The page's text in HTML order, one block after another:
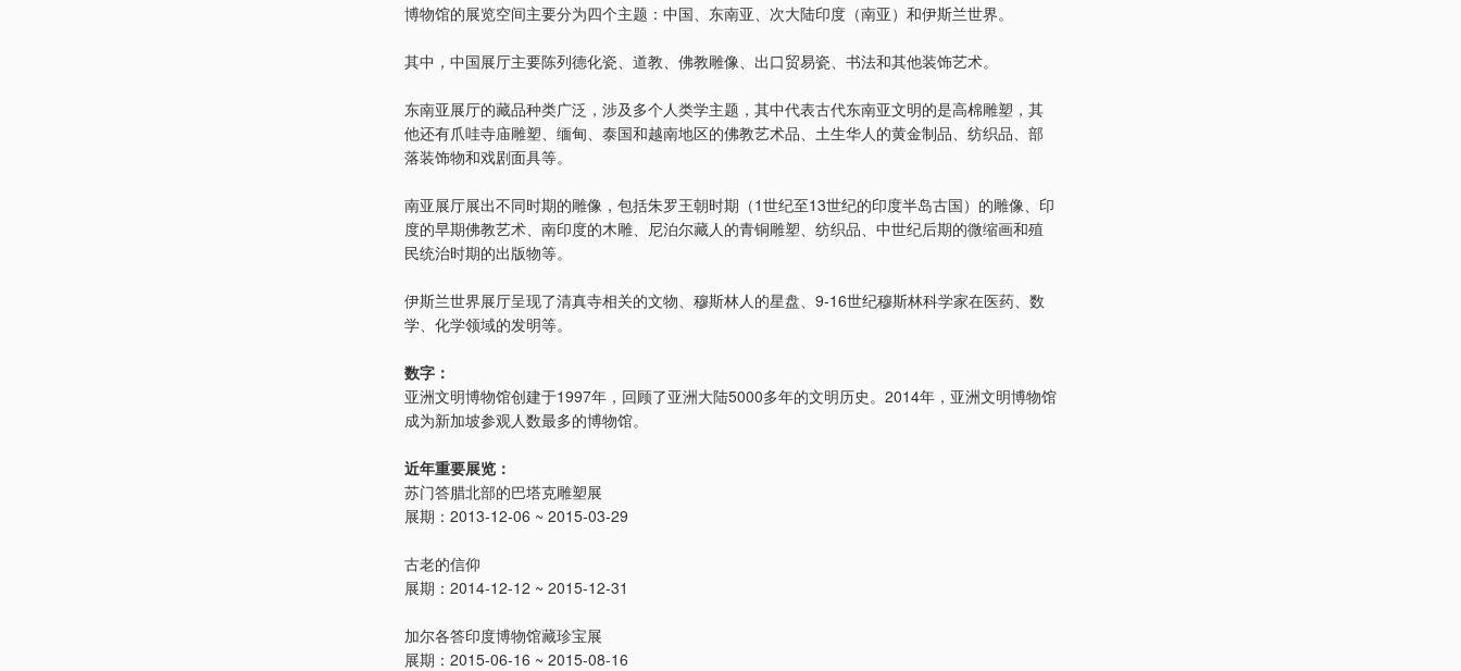
博物馆的展览空间主要分为四个主题：中国、东南亚、次大陆印度（南亚）和伊斯兰世界。
其中，中国展厅主要陈列德化瓷、道教、佛教雕像、出口贸易瓷、书法和其他装饰艺术。
东南亚展厅的藏品种类广泛，涉及多个人类学主题，其中代表古代东南亚文明的是高棉雕塑，其
他还有爪哇寺庙雕塑、缅甸、泰国和越南地区的佛教艺术品、土生华人的黄金制品、纺织品、部
落装饰物和戏剧面具等。
南亚展厅展出不同时期的雕像，包括朱罗王朝时期（1世纪至13世纪的印度半岛古国）的雕像、印
度的早期佛教艺术、南印度的木雕、尼泊尔藏人的青铜雕塑、纺织品、中世纪后期的微缩画和殖
民统治时期的出版物等。
伊斯兰世界展厅呈现了清真寺相关的文物、穆斯林人的星盘、9-16世纪穆斯林科学家在医药、数
学、化学领域的发明等。
数字：
亚洲文明博物馆创建于1997年，回顾了亚洲大陆5000多年的文明历史。2014年，亚洲文明博物馆
成为新加坡参观人数最多的博物馆。
近年重要展览：
苏门答腊北部的巴塔克雕塑展
展期：2013-12-06 ~ 2015-03-29
古老的信仰
展期：2014-12-12 ~ 2015-12-31
加尔各答印度博物馆藏珍宝展
展期：2015-06-16 ~ 2015-08-16